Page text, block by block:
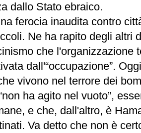
dallo Stato ebraico.
ferocia inaudita contro
Ne ha rapito degli altri
che l'organizzazione
dall'“occupazione”.
vivono nel terrore dei
ha agito nel vuoto”,
e che, dall'altro, è
Va detto che non è